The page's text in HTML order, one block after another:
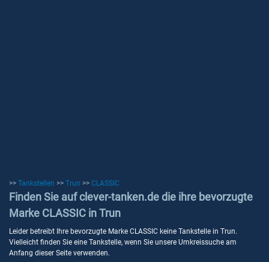
>> Tankstellen >> Trun >> CLASSIC
Finden Sie auf clever-tanken.de die ihre bevorzugte
Marke CLASSIC in Trun
Leider betreibt Ihre bevorzugte Marke CLASSIC keine Tankstelle in Trun.
Vielleicht finden Sie eine Tankstelle, wenn Sie unsere Umkreissuche am
Anfang dieser Seite verwenden.